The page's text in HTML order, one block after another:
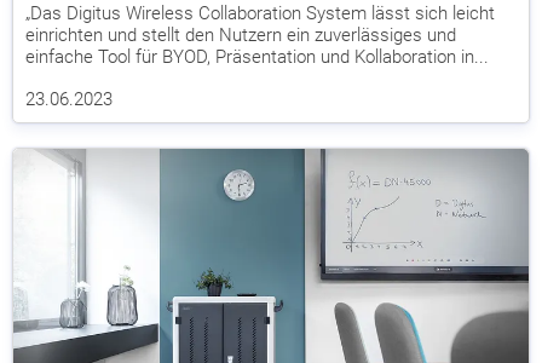
„Das Digitus Wireless Collaboration System lässt sich leicht
einrichten und stellt den Nutzern ein zuverlässiges und
einfache Tool für BYOD, Präsentation und Kollaboration in...
23.06.2023